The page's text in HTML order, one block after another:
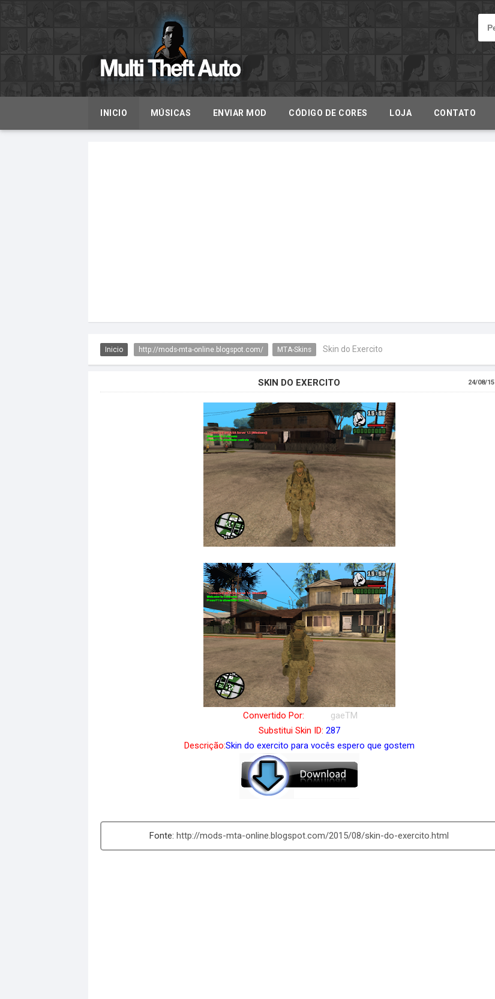
INICIO MÚSICAS ENVIAR MOD CÓDIGO DE CORES LOJA CONTATO
Inicio http://mods-mta-online.blogspot.com/ MTA-Skins Skin do Exercito
SKIN DO EXERCITO 24/08/15
Convertido Por:
gaeTM
Substitui Skin ID: 287
Descrição:Skin do exercito para vocês espero que gostem
http://mods-mta-online.blogspot.com/2015/08/skin-do-exercito.html